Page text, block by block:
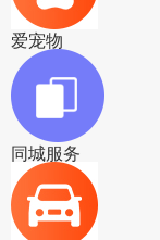
爱宠物
同城服务